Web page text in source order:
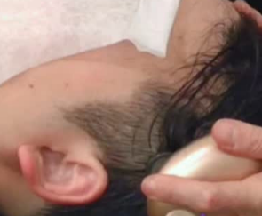
最近、少しずつ湿気を感じ始め
「髪が広がる…」と、感じる方も
介したいと…